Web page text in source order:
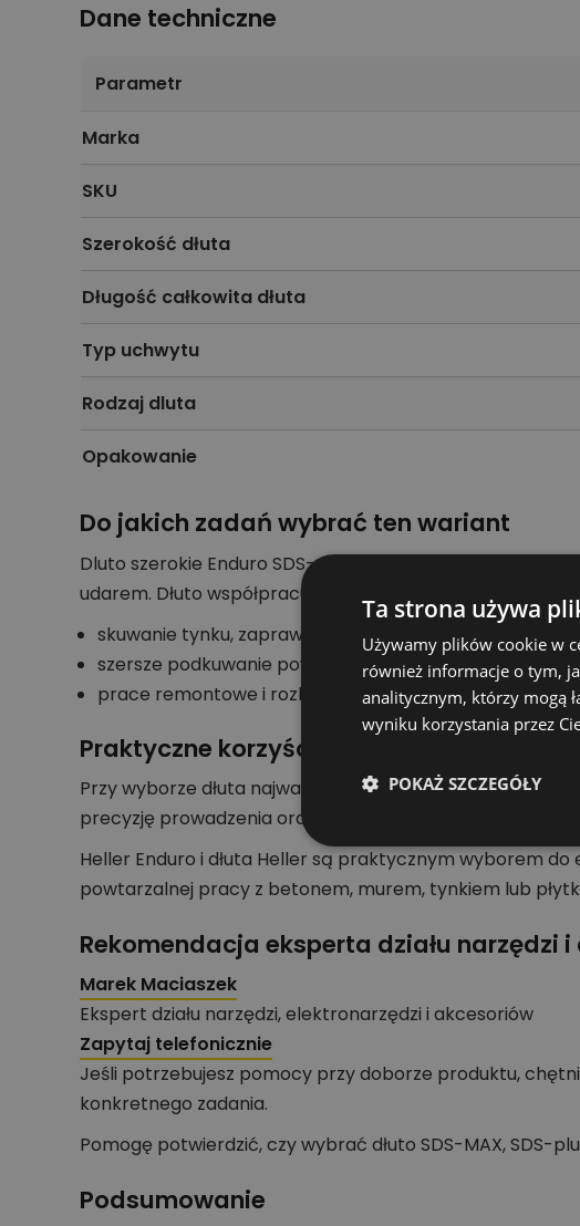
Dane techniczne
Parametr
Marka
SKU
Szerokość dłuta
Długość całkowita dłuta
Typ uchwytu
Rodzaj dluta
Opakowanie
Do jakich zadań wybrać ten wariant
Dluto szerokie Enduro SDS-max, 50x350 mm warto
udarem. Dłuto współpracuje z maszyną zgodną z typem
skuwanie tynku, zapraw i warstw wyrównujących.
szersze podkuwanie powierzchni.
prace remontowe i rozbiórkowe wymagające większej
Praktyczne korzyści
Przy wyborze dłuta najważniejsze są: typ uchwytu,
precyzję prowadzenia oraz zakres zastosowań.
Heller Enduro i dłuta Heller są praktycznym wyborem
powtarzalnej pracy z betonem, murem, tynkiem lub
Rekomendacja eksperta działu narzędzi
Marek Maciaszek
Ekspert działu narzędzi, elektronarzędzi i akcesoriów
Zapytaj telefonicznie
Jeśli potrzebujesz pomocy przy doborze produktu,
konkretnego zadania.
Pomogę potwierdzić, czy wybrać dłuto SDS-MAX, SDS-
Podsumowanie
Ta strona używa
Używamy plików cookie w
również informacje o tym,
analitycznym, którzy mogą
wyniku korzystania przez
POKAŻ SZCZEGÓŁY